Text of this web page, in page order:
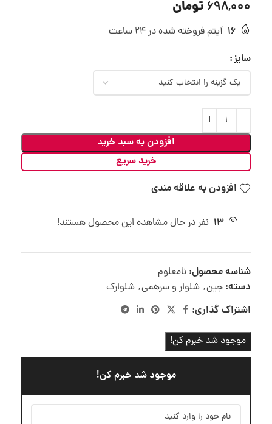
698,000 تومان
16 آیتم فروخته شده در 24 ساعت
سایز
افزودن به سبد خرید
خرید سریع
افزودن به علاقه مندی
13 نفر در حال مشاهده این محصول هستند!
شناسه محصول: نامعلوم
دسته: جین, شلوار و سرهمی, شلوارک
اشتراک گذاری:
موجود شد خبرم کن!
موجود شد خبرم کن!